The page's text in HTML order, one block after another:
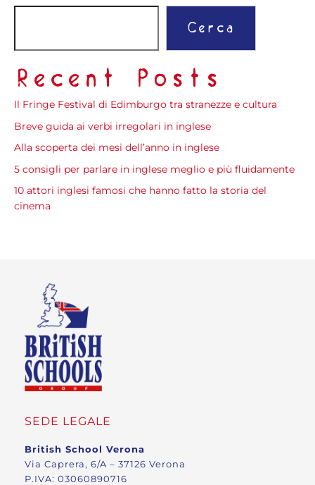
Cerca
Recent Posts
Il Fringe Festival di Edimburgo tra stranezze e cultura
Breve guida ai verbi irregolari in inglese
Alla scoperta dei mesi dell’anno in inglese
5 consigli per parlare in inglese meglio e più fluidamente
10 attori inglesi famosi che hanno fatto la storia del
cinema
SEDE LEGALE
British School Verona
Via Caprera, 6/A – 37126 Verona
P.IVA: 03060890716